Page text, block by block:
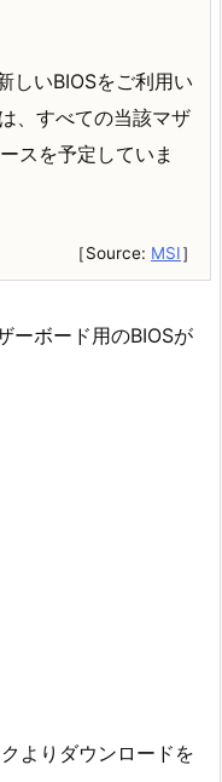
しいBIOSをご利用い
、すべての当該マザ
スを予定していま
［Source: MSI］
ーボード用のBIOSが
よりダウンロードを